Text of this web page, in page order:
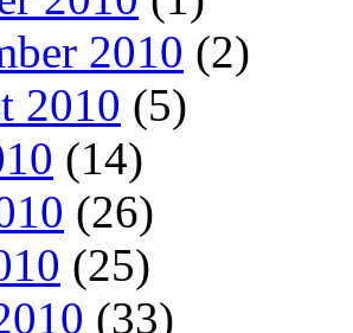
2010 (2)
2010 (5)
(14)
(26)
(25)
(33)